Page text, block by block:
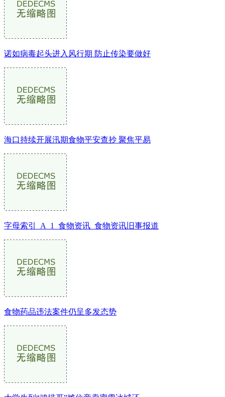
诺如病毒起头进入风行期 防止传染要做好
海口持续开展汛期食物平安查抄 聚焦平易
字母索引_A_1_食物资讯_食物资讯旧事报道
食物药品违法案件仍呈多发态势